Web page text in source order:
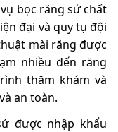
bọc răng sứ chất
đại và quy tụ đội
mài răng được
nhiều đến răng
thăm khám và
an toàn.
được nhập khẩu